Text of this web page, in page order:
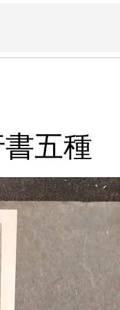
書五種